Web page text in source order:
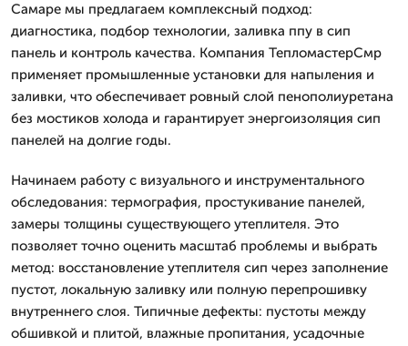
Самаре мы предлагаем комплексный подход:
диагностика, подбор технологии, заливка ппу в сип
панель и контроль качества. Компания ТепломастерСмр
применяет промышленные установки для напыления и
заливки, что обеспечивает ровный слой пенополиуретана
без мостиков холода и гарантирует энергоизоляция сип
панелей на долгие годы.
Начинаем работу с визуального и инструментального
обследования: термография, простукивание панелей,
замеры толщины существующего утеплителя. Это
позволяет точно оценить масштаб проблемы и выбрать
метод: восстановление утеплителя сип через заполнение
пустот, локальную заливку или полную перепрошивку
внутреннего слоя. Типичные дефекты: пустоты между
обшивкой и плитой, влажные пропитания, усадочные